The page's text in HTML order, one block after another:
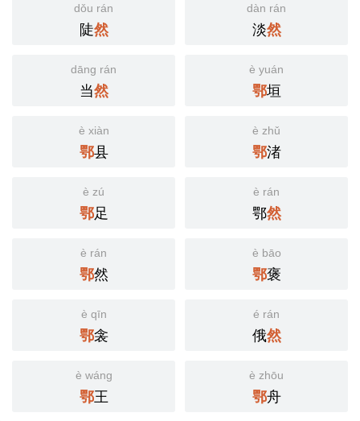
dǒu rán
陡然
dàn rán
淡然
dāng rán
当然
è yuán
鄂垣
è xiàn
鄂县
è zhǔ
鄂渚
è zú
鄂足
è rán
鄂然
è rán
鄂然
è bāo
鄂褒
è qīn
鄂衾
é rán
俄然
è wáng
鄂王
è zhōu
鄂舟